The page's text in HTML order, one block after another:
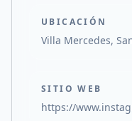
UBICACIÓN
Villa Mercedes,
SITIO WEB
https://